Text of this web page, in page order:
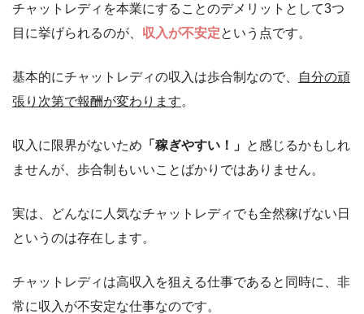
チャットレディを本業にすることのデメリットとして3つ
目に挙げられるのが、 収入が不安定という点です。
基本的にチャットレディの収入は歩合制なので、
自分の頑
張り次第で報酬が変わります。
収入に限界がないため 「稼ぎやすい！」 と感じるかもしれ
ませんが、歩合制もいいことばかりではありません。
実は、どんなに人気なチャットレディでも全然稼げない日
というのは存在します。
チャットレディは高収入を狙える仕事であると同時に、非
常に収入が不安定な仕事なのです。